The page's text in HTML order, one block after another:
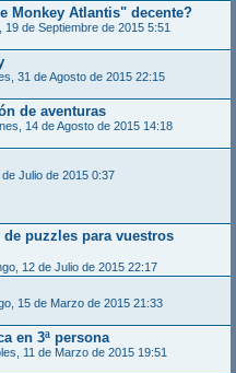
Monkey Atlantis" decente?
19 de Septiembre de 2015 5:51
31 de Agosto de 2015 22:15
de aventuras
14 de Agosto de 2015 14:18
Julio de 2015 0:37
puzzles para vuestros
12 de Julio de 2015 22:17
15 de Marzo de 2015 21:33
en 3ª persona
11 de Marzo de 2015 19:51